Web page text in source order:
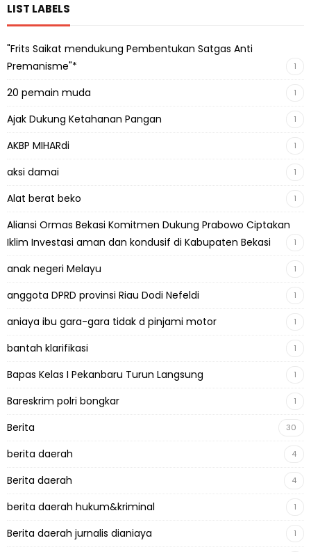
LIST LABELS
"Frits Saikat mendukung Pembentukan Satgas Anti
Premanisme"*
1
20 pemain muda 1
Ajak Dukung Ketahanan Pangan 1
AKBP MIHARdi 1
aksi damai 1
Alat berat beko 1
Aliansi Ormas Bekasi Komitmen Dukung Prabowo Ciptakan
Iklim Investasi aman dan kondusif di Kabupaten Bekasi
1
anak negeri Melayu 1
anggota DPRD provinsi Riau Dodi Nefeldi 1
aniaya ibu gara-gara tidak d pinjami motor 1
bantah klarifikasi 1
Bapas Kelas I Pekanbaru Turun Langsung 1
Bareskrim polri bongkar 1
Berita 30
berita daerah 4
Berita daerah 4
berita daerah hukum&kriminal 1
Berita daerah jurnalis dianiaya 1